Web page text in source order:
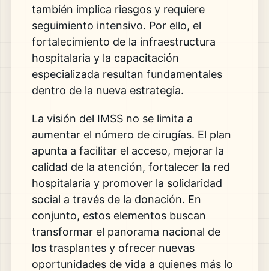
también implica riesgos y requiere
seguimiento intensivo. Por ello, el
fortalecimiento de la infraestructura
hospitalaria y la capacitación
especializada resultan fundamentales
dentro de la nueva estrategia.
La visión del IMSS no se limita a
aumentar el número de cirugías. El plan
apunta a facilitar el acceso, mejorar la
calidad de la atención, fortalecer la red
hospitalaria y promover la solidaridad
social a través de la donación. En
conjunto, estos elementos buscan
transformar el panorama nacional de
los trasplantes y ofrecer nuevas
oportunidades de vida a quienes más lo